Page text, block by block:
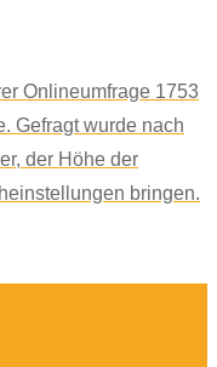
Onlineumfrage 1753
Gefragt wurde nach
der Höhe der
bringen.